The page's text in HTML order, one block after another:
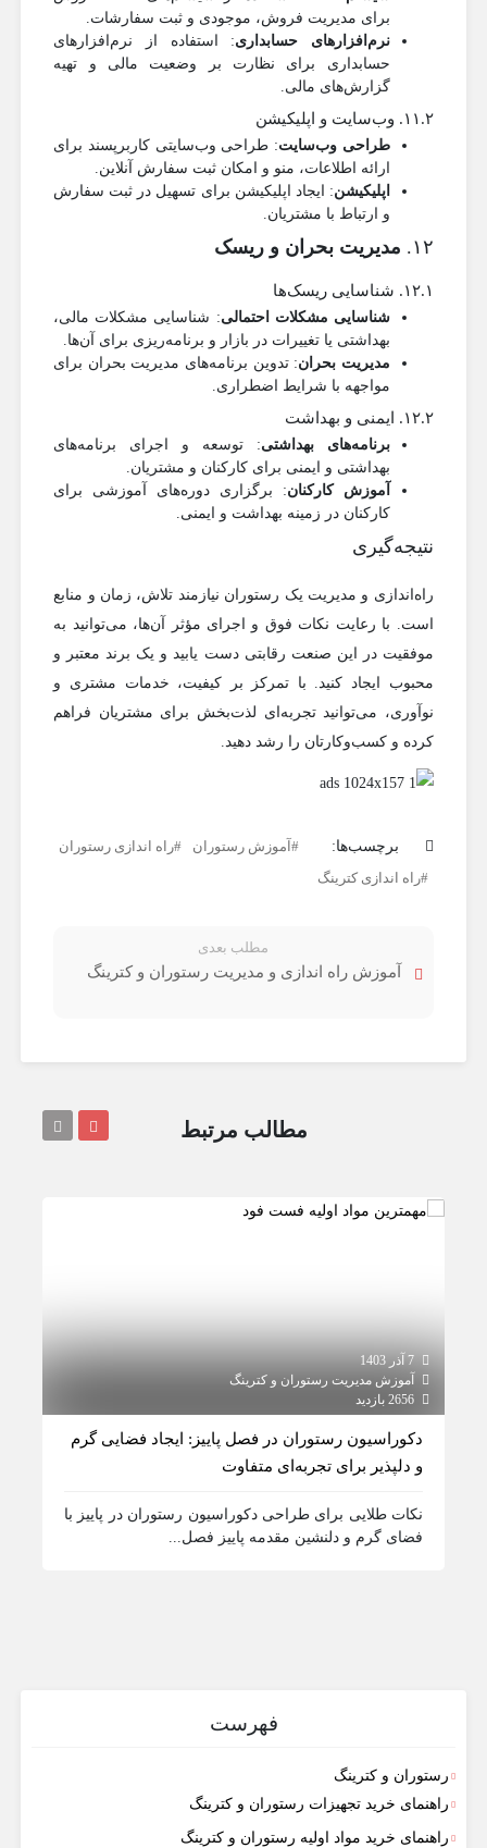
برای مدیریت فروش، موجودی و ثبت سفارشات.
نرم‌افزارهای حسابداری: استفاده از نرم‌افزارهای
حسابداری برای نظارت بر وضعیت مالی و تهیه
گزارش‌های مالی.
۱۱.۲. وب‌سایت و اپلیکیشن
طراحی وب‌سایت: طراحی وب‌سایتی کاربرپسند برای
ارائه اطلاعات، منو و امکان ثبت سفارش آنلاین.
اپلیکیشن: ایجاد اپلیکیشن برای تسهیل در ثبت سفارش
و ارتباط با مشتریان.
۱۲. مدیریت بحران و ریسک
۱۲.۱. شناسایی ریسک‌ها
شناسایی مشکلات احتمالی : شناسایی مشکلات مالی،
بهداشتی یا تغییرات در بازار و برنامه‌ریزی برای آن‌ها.
مدیریت بحران: تدوین برنامه‌های مدیریت بحران برای
مواجهه با شرایط اضطراری.
۱۲.۲. ایمنی و بهداشت
برنامه‌های بهداشتی : توسعه و اجرای برنامه‌های
بهداشتی و ایمنی برای کارکنان و مشتریان.
آموزش کارکنان: برگزاری دوره‌های آموزشی برای
کارکنان در زمینه بهداشت و ایمنی.
نتیجه‌گیری
راه‌اندازی و مدیریت یک رستوران نیازمند تلاش، زمان و منابع
است. با رعایت نکات فوق و اجرای مؤثر آن‌ها، می‌توانید به
موفقیت در این صنعت رقابتی دست یابید و یک برند معتبر و
محبوب ایجاد کنید. با تمرکز بر کیفیت، خدمات مشتری و
نوآوری، می‌توانید تجربه‌ای لذت‌بخش برای مشتریان فراهم
کرده و کسب‌وکارتان را رشد دهید.
برچسب‌ها: آموزش رستوران
راه اندازی رستوران
راه اندازی کترینگ
مطلب بعدی
آموزش راه اندازی و مدیریت رستوران و کترینگ
مطالب مرتبط
7 آذر 1403
آموزش مدیریت رستوران و کترینگ
2656 بازدید
دکوراسیون رستوران در فصل پاییز: ایجاد فضایی گرم
و دلپذیر برای تجربه‌ای متفاوت
نکات طلایی برای طراحی دکوراسیون رستوران در پاییز با
فضای گرم و دلنشین مقدمه پاییز فصل...
فهرست
رستوران و کترینگ
راهنمای خرید تجهیزات رستوران و کترینگ
راهنمای خرید مواد اولیه رستوران و کترینگ